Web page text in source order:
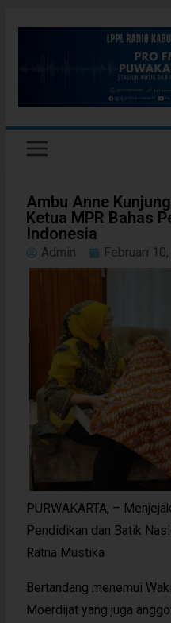
Ambu Anne
Ketua MPR Bahas
Indonesia
Admin Februari
PURWAKARTA, –
Pendidikan dan Batik
Ratna Mustika
Bertandang menemui
Moerdijat yang juga